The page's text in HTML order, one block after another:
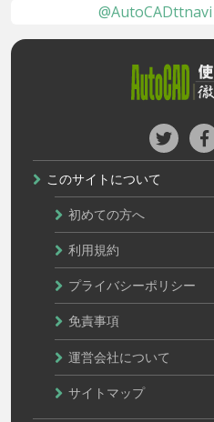
このサイトについて
初めての方へ
利用規約
プライバシーポリシー
免責事項
運営会社について
サイトマップ